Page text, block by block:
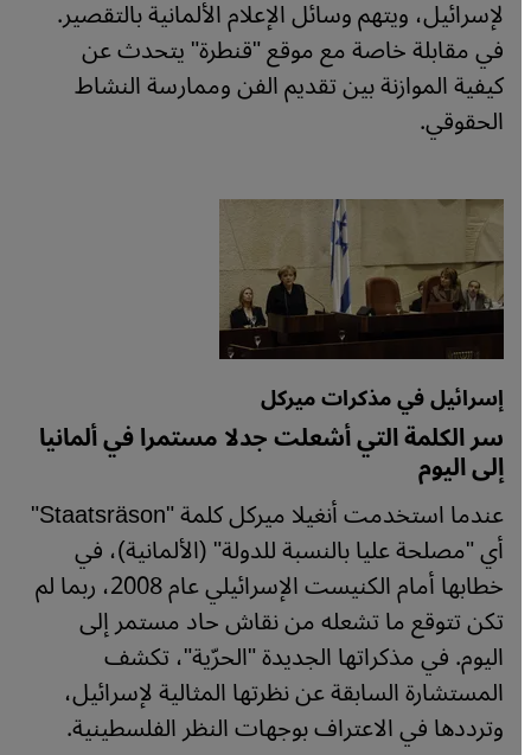
لإسرائيل، ويتهم وسائل الإعلام الألمانية بالتقصير.
في مقابلة خاصة مع موقع "قنطرة" يتحدث عن
كيفية الموازنة بين تقديم الفن وممارسة النشاط
الحقوقي.
إسرائيل في مذكرات ميركل
سر الكلمة التي أشعلت جدلا مستمرا في ألمانيا
إلى اليوم
عندما استخدمت أنغيلا ميركل كلمة "Staatsräson"
أي "مصلحة عليا بالنسبة للدولة" (الألمانية)، في
خطابها أمام الكنيست الإسرائيلي عام 2008، ربما لم
تكن تتوقع ما تشعله من نقاش حاد مستمر إلى
اليوم. في مذكراتها الجديدة "الحرّية"، تكشف
المستشارة السابقة عن نظرتها المثالية لإسرائيل،
وترددها في الاعتراف بوجهات النظر الفلسطينية.